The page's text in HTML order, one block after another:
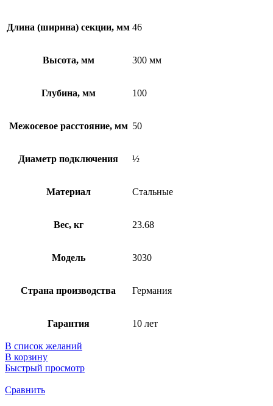
Длина (ширина) секции, мм 46
Высота, мм 300 мм
Глубина, мм 100
Межосевое расстояние, мм 50
Диаметр подключения ½
Материал Стальные
Вес, кг 23.68
Модель 3030
Страна производства Германия
Гарантия 10 лет
В список желаний
В корзину
Быстрый просмотр
Сравнить